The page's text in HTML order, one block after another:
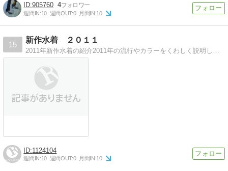
905760 4
週間IN:10 週間OUT:0 月間IN:10
15
新作水着 ２０１１
1124104
週間IN:10 週間OUT:0 月間IN:10